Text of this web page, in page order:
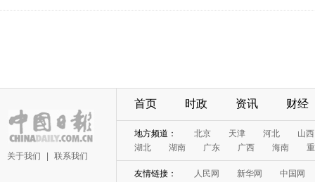
关于我们 联系我们
首页 时政 资讯 财经
地方频道： 北京 天津 河北
山西
湖北
湖南 广东 广西 海南
友情链接： 人民网 新华网
中国网